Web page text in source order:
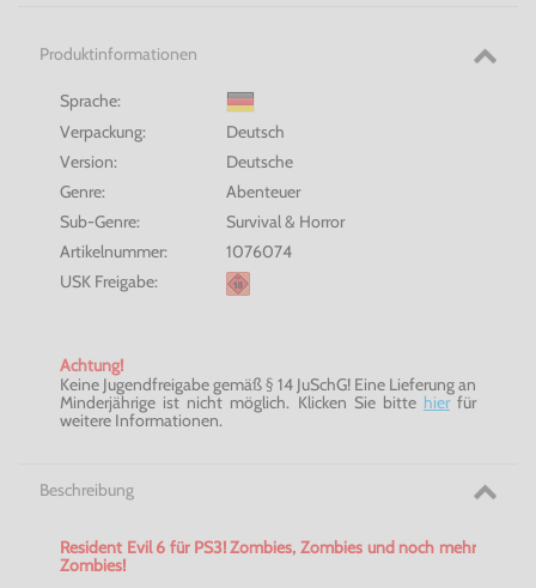
Produktinformationen
Sprache:
Verpackung:
Deutsch
Version:
Deutsche
Genre:
Abenteuer
Sub-Genre:
Survival & Horror
Artikelnummer:
1076074
USK Freigabe:
Achtung!
Keine Jugendfreigabe gemäß § 14 JuSchG! Eine Lieferung an
Minderjährige ist nicht möglich. Klicken Sie bitte hierfür
weitere Informationen.
Beschreibung
Resident Evil6 für PS3! Zombies, Zombies und noch mehr
Zombies!